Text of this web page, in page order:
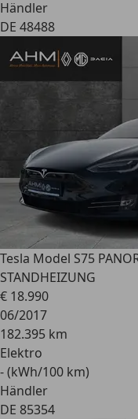
Händler
DE 48488
Tesla Model S75
STANDHEIZUNG
€ 18.990
06/2017
182.395 km
Elektro
- (kWh/100 km)
Händler
DE 85354